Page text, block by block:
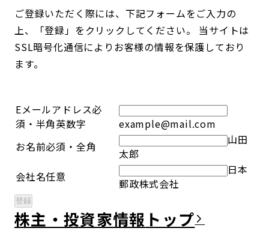
ローカル共創イニシアティブ
関連事業
IRニュース
IRカレンダー
環境
社会
ESGデータ集
ご登録いただく際には、下記フォームをご入力の
上、「登録」をクリックしてください。 当サイトは
SSL暗号化通信によりお客様の情報を保護しており
ます。
Eメールアドレス必
須・半角英数字
example@mail.com
お名前必須・全角
山田
太郎
会社名任意
日本
郵政株式会社
株主・投資家情報